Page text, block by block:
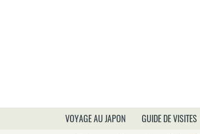
VOYAGE AU JAPON GUIDE DE VISITES